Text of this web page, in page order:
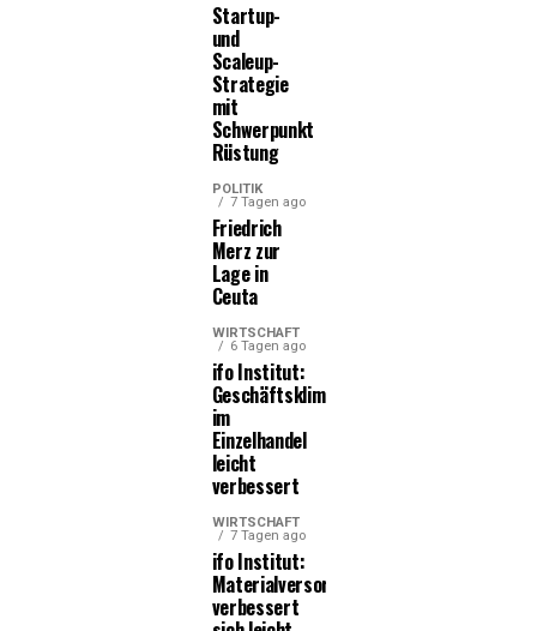
Startup-
und
Scaleup-
Strategie
mit
Schwerpunkt
Rüstung
POLITIK
7 Tagen ago
Friedrich
Merz zur
Lage in
Ceuta
WIRTSCHAFT
6 Tagen ago
ifo Institut:
Geschäftsklima
im
Einzelhandel
leicht
verbessert
WIRTSCHAFT
7 Tagen ago
ifo Institut:
Materialversorgung
verbessert